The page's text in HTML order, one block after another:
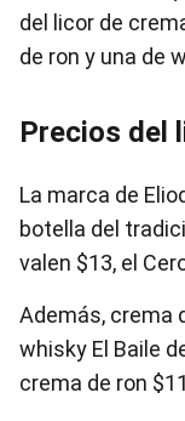
del licor de
de ron y una de
Precios del
La marca de
botella del
valen $13, el
Además, crema
whisky El Baile
crema de ron